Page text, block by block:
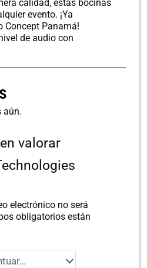
calidad, estas bocinas
evento. ¡Ya
Concept Panamá!
de audio con
aún.
valorar
electrónico no será
obligatorios están